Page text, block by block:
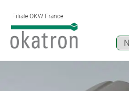
Filiale OKW France